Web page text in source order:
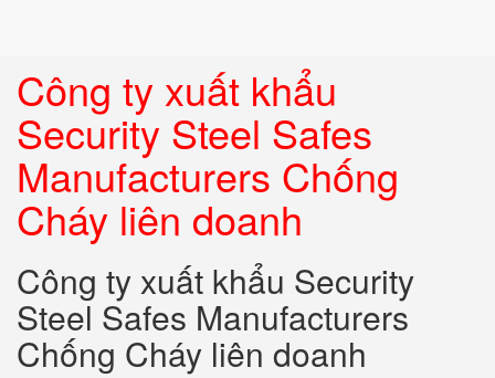
Công ty xuất khẩu
Security Steel Safes
Manufacturers Chống
Cháy liên doanh
Công ty xuất khẩu Security
Steel Safes Manufacturers
Chống Cháy liên doanh